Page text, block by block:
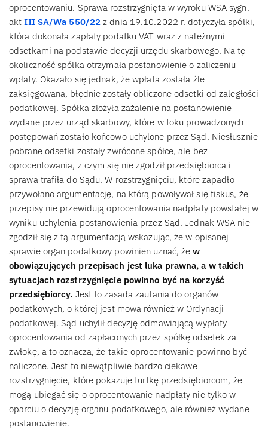
oprocentowaniu. Sprawa rozstrzygnięta w wyroku WSA sygn.
aktIII SA/Wa 550/22 z dnia 19.10.2022 r. dotyczyła spółki,
która dokonała zapłaty podatku VAT wraz z należnymi
odsetkami na podstawie decyzji urzędu skarbowego. Na tę
okoliczność spółka otrzymała postanowienie o zaliczeniu
wpłaty. Okazało się jednak, że wpłata została źle
zaksięgowana, błędnie zostały obliczone odsetki od zaległości
podatkowej. Spółka złożyła zażalenie na postanowienie
wydane przez urząd skarbowy, które w toku prowadzonych
postępowań zostało końcowo uchylone przez Sąd. Niesłusznie
pobrane odsetki zostały zwrócone spółce, ale bez
oprocentowania, z czym się nie zgodził przedsiębiorca i
sprawa trafiła do Sądu. W rozstrzygnięciu, które zapadło
przywołano argumentację, na którą powoływał się fiskus, że
przepisy nie przewidują oprocentowania nadpłaty powstałej w
wyniku uchylenia postanowienia przez Sąd. Jednak WSA nie
zgodził się z tą argumentacją wskazując, że w opisanej
sprawie organ podatkowy powinien uznać, że w
obowiązujących przepisach jest luka prawna, a w takich
sytuacjach rozstrzygnięcie powinno być na korzyść
przedsiębiorcy. Jest to zasada zaufania do organów
podatkowych, o której jest mowa również w Ordynacji
podatkowej. Sąd uchylił decyzję odmawiającą wypłaty
oprocentowania od zapłaconych przez spółkę odsetek za
zwłokę, a to oznacza, że takie oprocentowanie powinno być
naliczone. Jest to niewątpliwie bardzo ciekawe
rozstrzygnięcie, które pokazuje furtkę przedsiębiorcom, że
mogą ubiegać się o oprocentowanie nadpłaty nie tylko w
oparciu o decyzję organu podatkowego, ale również wydane
postanowienie.